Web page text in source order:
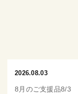
2026.08.03
8月のご支援品8/3